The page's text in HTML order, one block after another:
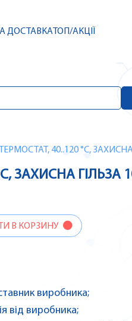
ДОСТАВКАТОП/АКЦІЇ
40..120 °C,
ЗАХИСНА ГІЛЬЗА
В КОРЗИНУ
виробника;
від виробника;